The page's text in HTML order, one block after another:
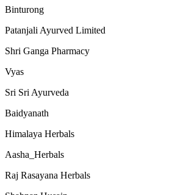
Binturong
Patanjali Ayurved Limited
Shri Ganga Pharmacy
Vyas
Sri Sri Ayurveda
Baidyanath
Himalaya Herbals
Aasha_Herbals
Raj Rasayana Herbals